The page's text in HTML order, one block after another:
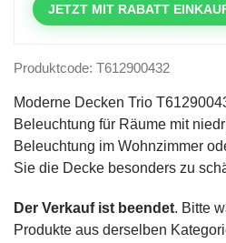
JETZT MIT RABATT
Produktcode: T612900432
Moderne Decken Trio
Beleuchtung für Räume mit
Beleuchtung im Wohnzimmer
Sie die Decke besonders zu
Der Verkauf ist beendet. Bitte
Produkte aus derselben